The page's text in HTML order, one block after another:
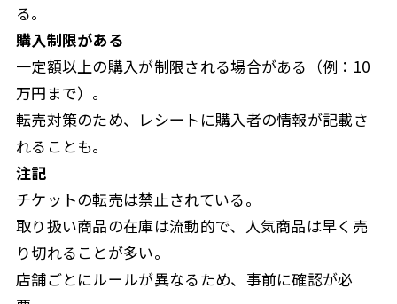
る。
購入制限がある
一定額以上の購入が制限される場合がある（例：10
万円まで）。
転売対策のため、レシートに購入者の情報が記載さ
れることも。
注記
チケットの転売は禁止されている。
取り扱い商品の在庫は流動的で、人気商品は早く売
り切れることが多い。
店舗ごとにルールが異なるため、事前に確認が必